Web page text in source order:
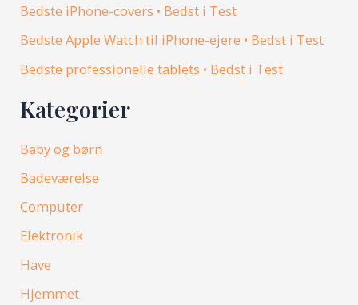
Bedste iPhone-covers • Bedst i Test
Bedste Apple Watch til iPhone-ejere • Bedst i Test
Bedste professionelle tablets • Bedst i Test
Kategorier
Baby og børn
Badeværelse
Computer
Elektronik
Have
Hjemmet